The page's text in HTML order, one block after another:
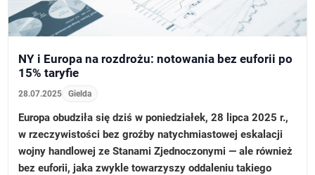
NY i Europa na rozdrożu: notowania bez euforii po
15% taryfie
28.07.2025 Gielda
Europa obudziła się dziś w poniedziałek, 28 lipca 2025 r.,
w rzeczywistości bez groźby natychmiastowej eskalacji
wojny handlowej ze Stanami Zjednoczonymi — ale również
bez euforii, jaka zwykle towarzyszy oddaleniu takiego